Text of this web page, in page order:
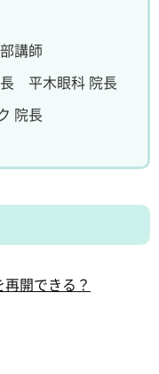
講師
平木眼科 院長
院長
開できる？